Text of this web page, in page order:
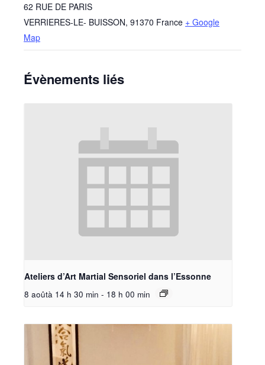
62 RUE DE PARIS
VERRIERES-LE- BUISSON, 91370 France + Google
Map
Évènements liés
Ateliers d’Art Martial Sensoriel dans l’Essonne
8 aoûtà 14 h 30 min - 18 h 00 min